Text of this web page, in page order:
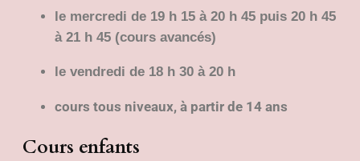
le mercredi de 19 h 15 à 20 h 45 puis 20 h 45
à 21 h 45 (cours avancés)
le vendredi de 18 h 30 à 20 h
cours tous niveaux, à partir de 14 ans
Cours enfants